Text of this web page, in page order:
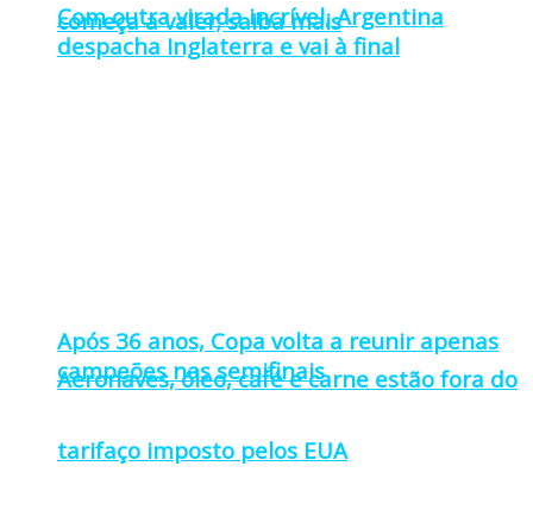
começa a valer; saiba mais
Aeronaves, óleo, café e carne estão fora do
tarifaço imposto pelos EUA
Com outra virada incrível, Argentina
despacha Inglaterra e vai à final
Após 36 anos, Copa volta a reunir apenas
campeões nas semifinais